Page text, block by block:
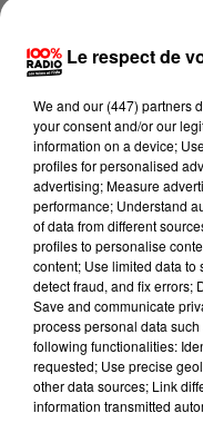
Lecture (2
100%
100% Radio les
Le respect de
We and our (447) partners
your consent and/or our
information on a device;
profiles for personalised
advertising; Measure
performance; Understand
of data from different
profiles to personalise
content; Use limited data to
detect fraud, and fix errors;
Save and communicate
process personal data
following functionalities:
requested; Use precise
other data sources; Link
information transmitted